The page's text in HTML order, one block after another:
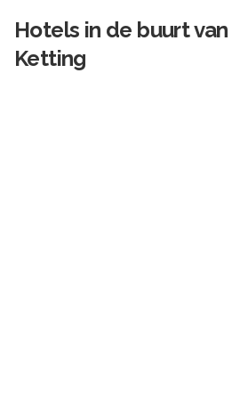
Hotels in de buurt van
Ketting